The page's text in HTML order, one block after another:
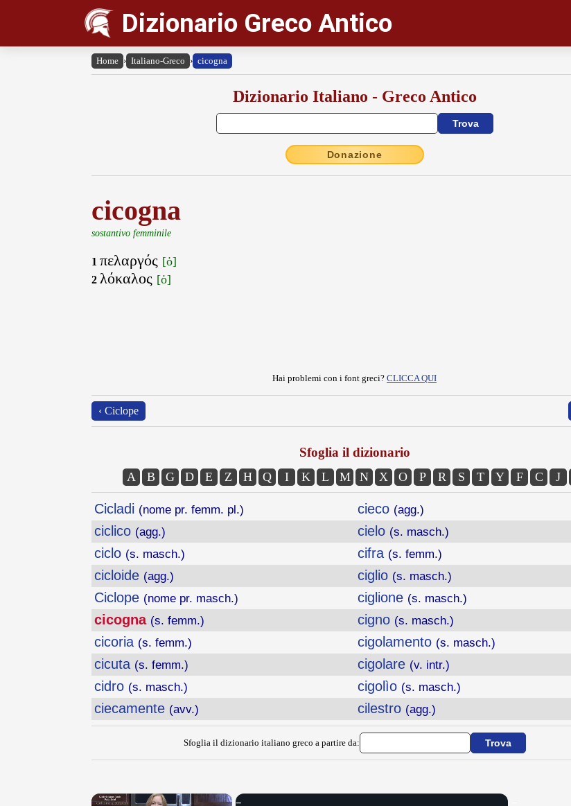
Dizionario Greco Antico
Home › Italiano-Greco › cicogna
Dizionario Italiano - Greco Antico
Donazione
cicogna
sostantivo femminile
1 πελαργός [ὁ]
2 λόκαλος [ὁ]
Hai problemi con i font greci? CLICCA QUI
‹ Ciclope
Sfoglia il dizionario
A B G D E Z H Q I K L M N X O P R S T Y F C J
Cicladi (nome pr. femm. pl.)
ciclico (agg.)
ciclo (s. masch.)
cicloide (agg.)
Ciclope (nome pr. masch.)
cicogna (s. femm.)
cicoria (s. femm.)
cicuta (s. femm.)
cidro (s. masch.)
ciecamente (avv.)
cieco (agg.)
cielo (s. masch.)
cifra (s. femm.)
ciglio (s. masch.)
ciglione (s. masch.)
cigno (s. masch.)
cigolamento (s. masch.)
cigolare (v. intr.)
cigolìo (s. masch.)
cilestro (agg.)
Sfoglia il dizionario italiano greco a partire da:
×